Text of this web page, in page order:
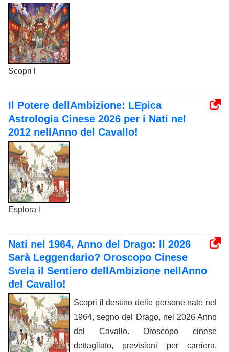
Scopri l
Il Potere dellAmbizione: LEpica
Astrologia Cinese 2026 per i Nati nel
2012 nellAnno del Cavallo!
Esplora l
Nati nel 1964, Anno del Drago: Il 2026
Sarà Leggendario? Oroscopo Cinese
Svela il Sentiero dellAmbizione nellAnno
del Cavallo!
Scopri il destino delle persone nate nel
1964, segno del Drago, nel 2026 Anno
del Cavallo. Oroscopo cinese
dettagliato, previsioni per carriera,